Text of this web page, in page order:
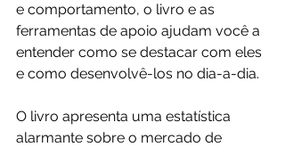
e comportamento, o livro e as
ferramentas de apoio ajudam você a
entender como se destacar com eles
e como desenvolvê-los no dia-a-dia.
O livro apresenta uma estatística
alarmante sobre o mercado de